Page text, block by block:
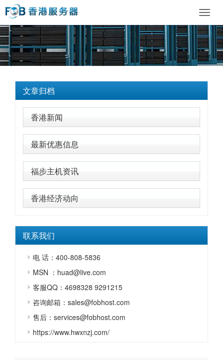
文章归档
香港新闻
最新优惠信息
福步主机资讯
香港经济动向
联系我们
电 话：400-808-5836
MSN ：huad@live.com
客服QQ：4698328 9291215
咨询邮箱：sales@fobhost.com
售后：services@fobhost.com
https://www.hwxnzj.com/